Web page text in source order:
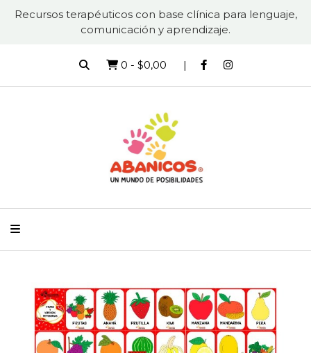
Recursos terapéuticos con base clínica para lenguaje,
comunicación y aprendizaje.
0 - $0,00